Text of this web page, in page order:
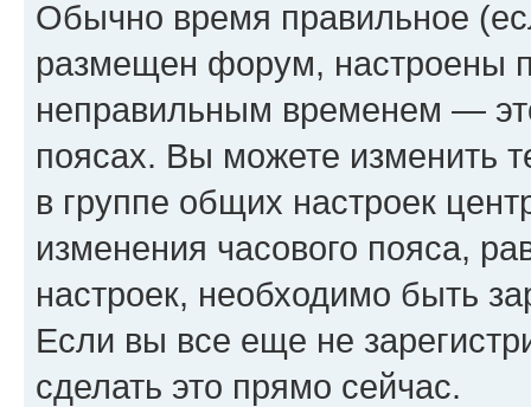
Обычно время правильное
размещен форум, настроены
неправильным временем —
поясах. Вы можете изменить
в группе общих настроек
изменения часового пояса,
настроек, необходимо быть
Если вы все еще не
сделать это прямо сейчас.